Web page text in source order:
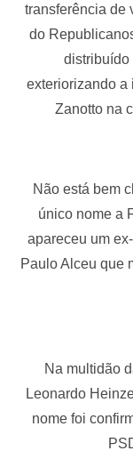
transferência de
do
distribuído
exteriorizando a
Zanotto na
Não está bem
único nome a
apareceu um
Paulo Alceu que
Na multidão
Leonardo
nome foi